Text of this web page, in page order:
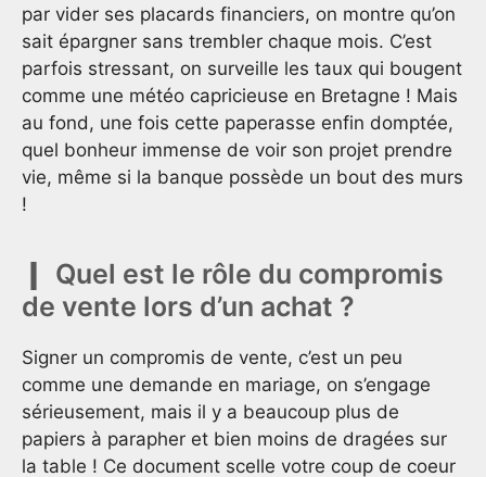
par vider ses placards financiers, on montre qu’on
sait épargner sans trembler chaque mois. C’est
parfois stressant, on surveille les taux qui bougent
comme une météo capricieuse en Bretagne ! Mais
au fond, une fois cette paperasse enfin domptée,
quel bonheur immense de voir son projet prendre
vie, même si la banque possède un bout des murs
!
Quel est le rôle du compromis
de vente lors d’un achat ?
Signer un compromis de vente, c’est un peu
comme une demande en mariage, on s’engage
sérieusement, mais il y a beaucoup plus de
papiers à parapher et bien moins de dragées sur
la table ! Ce document scelle votre coup de coeur